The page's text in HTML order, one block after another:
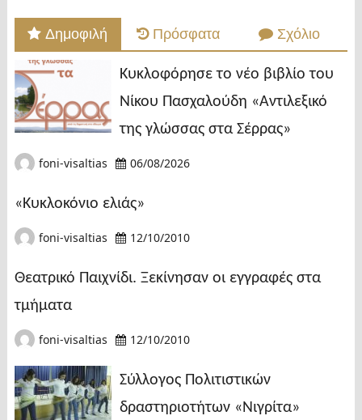
Δημοφιλή Πρόσφατα Σχόλιο
Κυκλοφόρησε το νέο βιβλίο του
Νίκου Πασχαλούδη «Αντιλεξικό
της γλώσσας στα Σέρρας»
foni-visaltias 06/08/2026
«Κυκλοκόνιο ελιάς»
foni-visaltias 12/10/2010
Θεατρικό Παιχνίδι. Ξεκίνησαν οι εγγραφές στα
τμήματα
foni-visaltias 12/10/2010
Σύλλογος Πολιτιστικών
δραστηριοτήτων «Νιγρίτα»